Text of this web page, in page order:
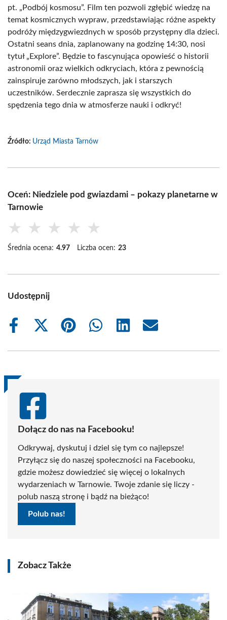
pt. „Podbój kosmosu”. Film ten pozwoli zgłębić wiedzę na
temat kosmicznych wypraw, przedstawiając różne aspekty
podróży międzygwiezdnych w sposób przystępny dla dzieci.
Ostatni seans dnia, zaplanowany na godzinę 14:30, nosi
tytuł „Explore”. Będzie to fascynująca opowieść o historii
astronomii oraz wielkich odkryciach, która z pewnością
zainspiruje zarówno młodszych, jak i starszych
uczestników. Serdecznie zaprasza się wszystkich do
spędzenia tego dnia w atmosferze nauki i odkryć!
Źródło: Urząd Miasta Tarnów
Oceń: Niedziele pod gwiazdami – pokazy planetarne w
Tarnowie
★ ★ ★ ★ ★
Średnia ocena: 4.97 Liczba ocen: 23
Udostępnij
Share
Share
(Twitter)
Share
Share
Share
Share
Dołącz do nas na Facebooku!
Odkrywaj, dyskutuj i dziel się tym co najlepsze!
Przyłącz się do naszej społeczności na Facebooku,
gdzie możesz dowiedzieć się więcej o lokalnych
wydarzeniach w Tarnowie. Twoje zdanie się liczy -
polub naszą stronę i bądź na bieżąco!
Polub nas!
Zobacz Także